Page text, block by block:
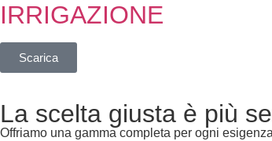
IRRIGAZIONE
Scarica
La scelta giusta è più
Offriamo una gamma completa per ogni